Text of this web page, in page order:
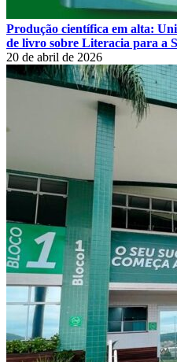
Produção científica em alta:
de livro sobre Literacia para a
20 de abril de 2026